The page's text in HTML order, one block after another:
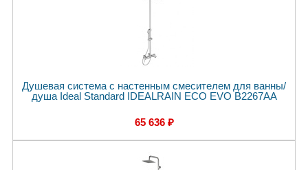
Душевая система с настенным смесителем для ванны/
душа Ideal Standard IDEALRAIN ECO EVO B2267AA
65 636 ₽